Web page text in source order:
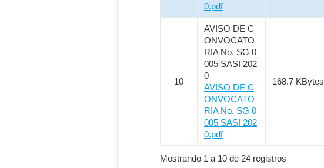
0.pdf
10
AVISO DE C
ONVOCATO
RIA No. SG 0
005 SASI 202
0
AVISO DE C
ONVOCATO
RIA No. SG 0
005 SASI 202
0.pdf
168.7 KBytes
Mostrando 1 a 10 de 24 registros